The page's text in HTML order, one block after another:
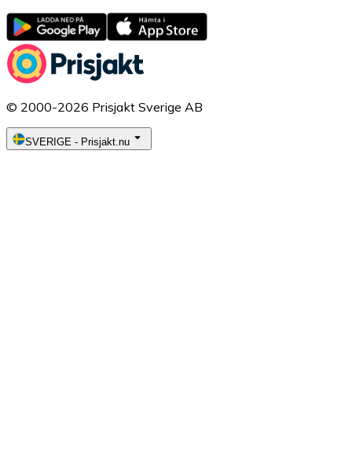
© 2000-2026 Prisjakt Sverige AB
SVERIGE - Prisjakt.nu